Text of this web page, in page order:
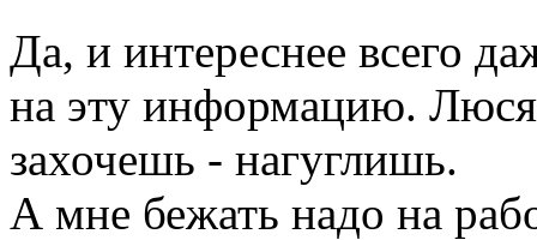
Да, и интереснее всего
на эту информацию.
захочешь - нагуглишь.
А мне бежать надо на